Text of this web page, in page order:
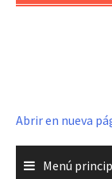
Abrir en nueva
Menú